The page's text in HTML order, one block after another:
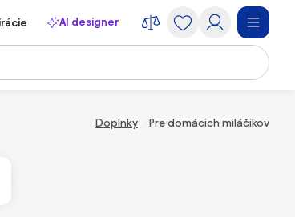
AI designer
Doplnky Pre domácich miláčikov